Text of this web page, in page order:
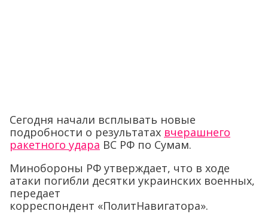
Сегодня начали всплывать новые
подробности о результатах вчерашнего
ракетного удара ВС РФ по Сумам.
Минобороны РФ утверждает, что в ходе
атаки погибли десятки украинских военных,
передает
корреспондент «ПолитНавигатора».